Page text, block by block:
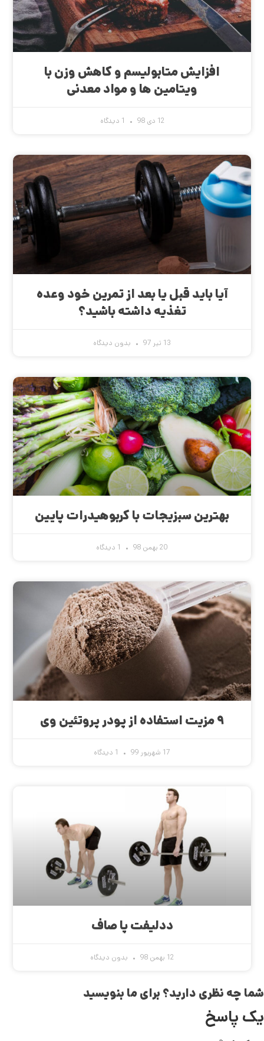
افزایش متابولیسم و کاهش وزن با
ویتامین ها و مواد معدنی
12 دی 98
آیا باید قبل یا بعد از تمرین خود وعده
تغذیه داشته باشید؟
13 تیر 97 بدون دیدگاه
بهترین سبزیجات با کربوهیدرات پایین
20 بهمن 98
۹ مزیت استفاده از پودر پروتئین وی
17 شهریور 99
ددلیفت پا صاف
12 بهمن 98 بدون دیدگاه
شما چه نظری دارید؟ برای ما بنویسید
یک پاسخ